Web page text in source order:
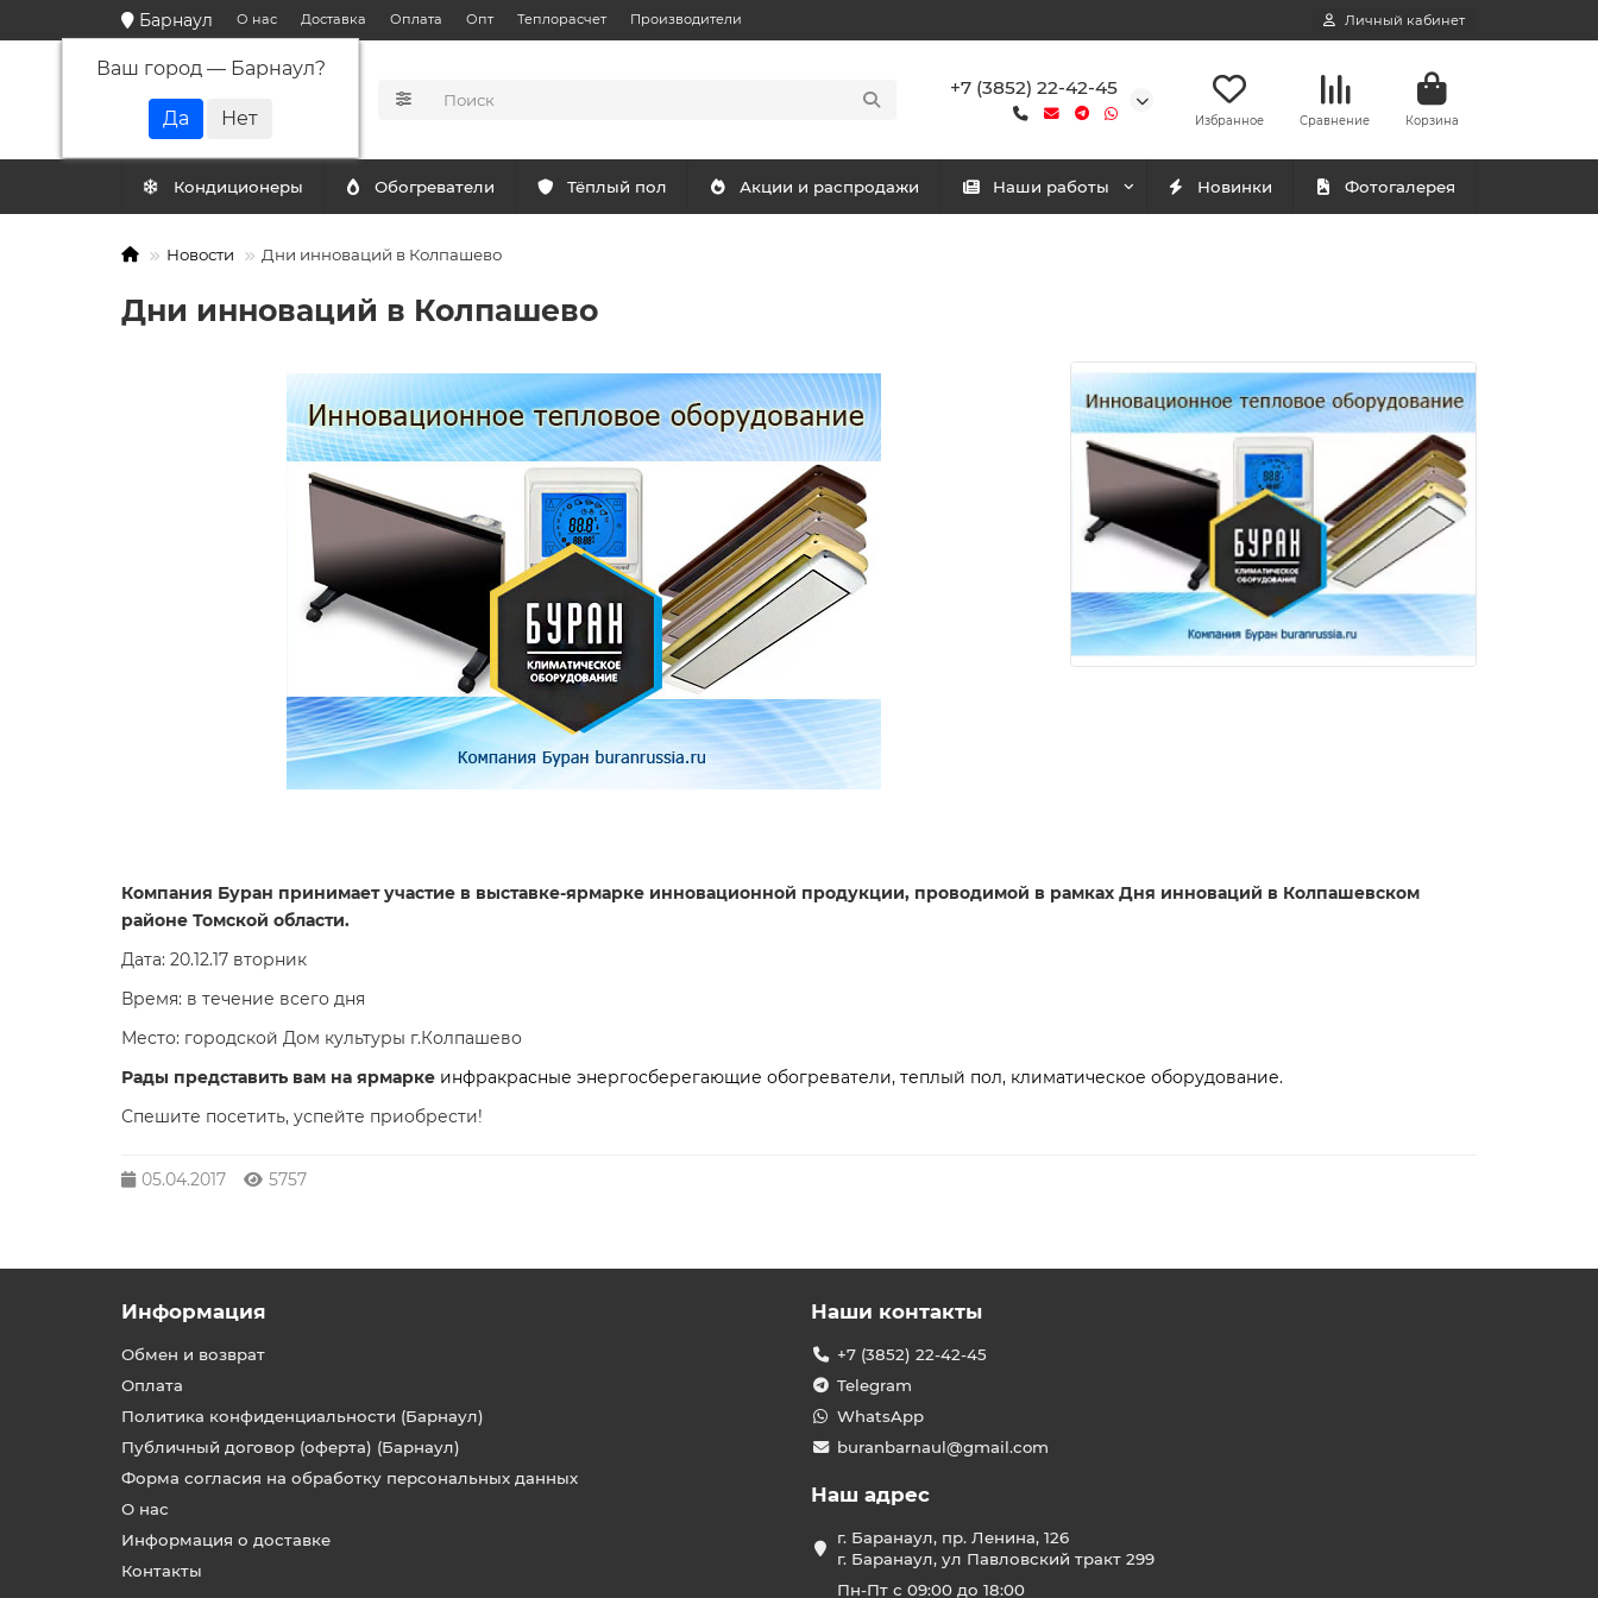
Барнаул
Ваш город — Барнаул?
О нас Доставка Оплата Опт Теплорасчет Производители Личный кабинет
+7 (3852) 22-42-45
Избранное Сравнение Корзина
Кондиционеры Обогреватели Тёплый пол Акции и распродажи Наши работы Новинки Фотогалерея
Новости Дни инноваций в Колпашево
Дни инноваций в Колпашево
Компания Буран принимает участие в выставке-ярмарке инновационной продукции, проводимой в рамках Дня инноваций в Колпашевском
районе Томской области.
Дата: 20.12.17 вторник
Время: в течение всего дня
Место: городской Дом культуры г.Колпашево
Рады представить вам на ярмарке инфракрасные энергосберегающие обогреватели, теплый пол, климатическое оборудование.
Спешите посетить, успейте приобрести!
05.04.2017 5757
Информация
Обмен и возврат
Оплата
Политика конфиденциальности (Барнаул)
Публичный договор (оферта) (Барнаул)
Форма согласия на обработку персональных данных
О нас
Информация о доставке
Контакты
Наши контакты
+7 (3852) 22-42-45
Telegram
WhatsApp
buranbarnaul@gmail.com
Наш адрес
г. Баранаул, пр. Ленина, 126
г. Баранаул, ул Павловский тракт 299
Пн-Пт с 09:00 до 18:00